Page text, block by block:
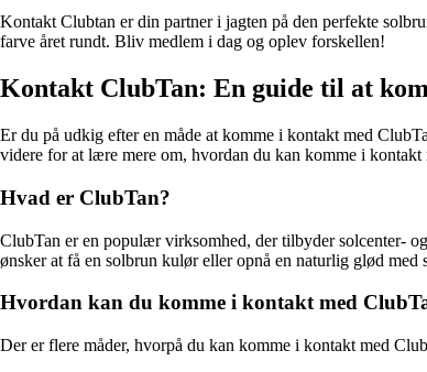
Kontakt Clubtan er din partner i jagten på den perfekte
farve året rundt. Bliv medlem i dag og oplev forskellen!
Kontakt ClubTan: En guide til at
Er du på udkig efter en måde at komme i kontakt med
videre for at lære mere om, hvordan du kan komme i kontakt
Hvad er ClubTan?
ClubTan er en populær virksomhed, der tilbyder solcenter-
ønsker at få en solbrun kulør eller opnå en naturlig glød
Hvordan kan du komme i kontakt med
Der er flere måder, hvorpå du kan komme i kontakt med